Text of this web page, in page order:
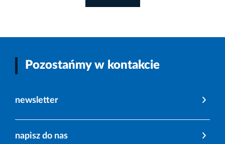
Pozostańmy w kontakcie
newsletter
napisz do nas